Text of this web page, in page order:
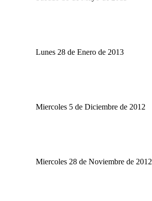
Lunes 28 de Enero de 2013
Miercoles 5 de Diciembre de 2012
Miercoles 28 de Noviembre de 2012